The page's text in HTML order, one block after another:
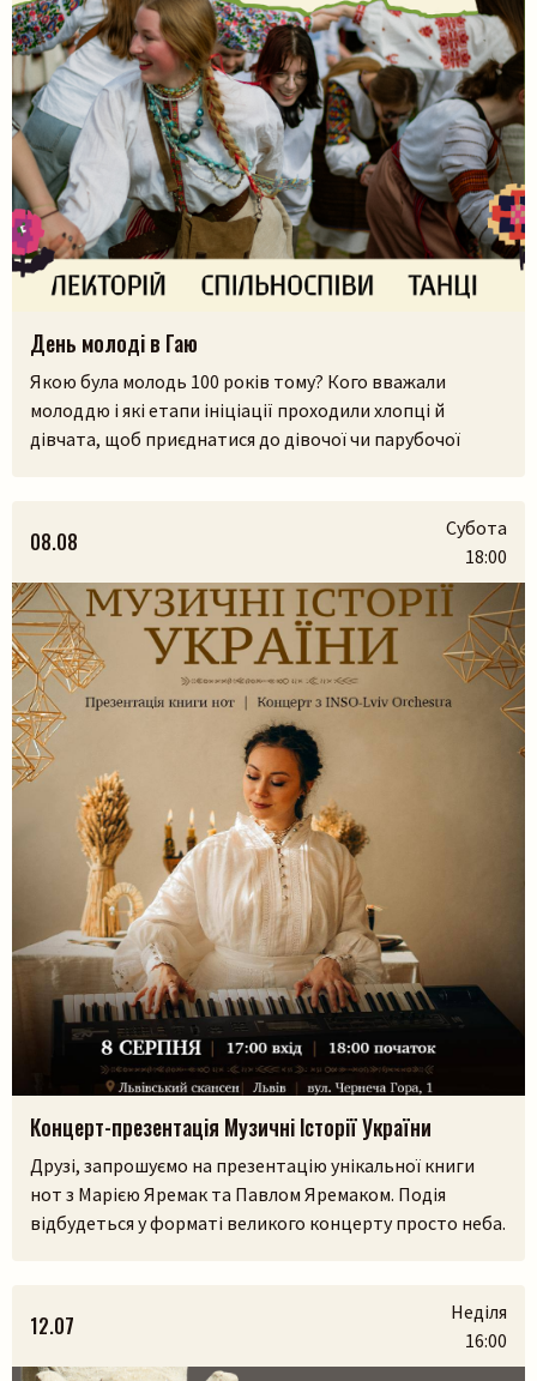
Пошук на сайті
Шукати
День молоді в Гаю
Якою була молодь 100 років тому? Кого вважали
молоддю і які етапи ініціації проходили хлопці й
дівчата, щоб приєднатися до дівочої чи парубочої
дівоцтво і парубоцтво в українській традиції з
проєктом «Домів», […]
08.08
Субота
18:00
Концерт-презентація Музичні Історії України
Друзі, запрошуємо на презентацію унікальної книги
нот з Марією Яремак та Павлом Яремаком. Подія
відбудеться у форматі великого концерту просто неба.
народилися з українських легенд, природи та музики.
На вас чекають:– презентація книги разом з авторами
Марією Яремак та Павлом Яремаком.– […]
12.07
Неділя
16:00